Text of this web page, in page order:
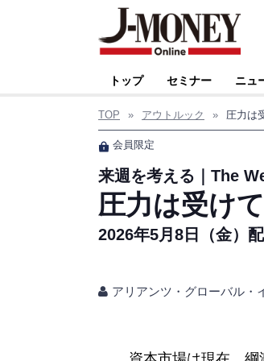
トップ セミナー ニュ
TOP » アウトルック » 圧力は
会員限定
来週を考える｜The
圧力は受け
2026年5月8日（金）
アリアンツ・グローバル・